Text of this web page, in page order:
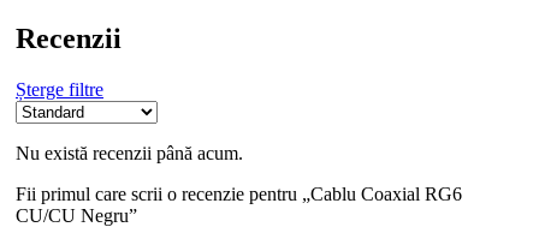
Recenzii
Șterge filtre
Nu există recenzii până acum.
Fii primul care scrii o recenzie pentru „Cablu Coaxial RG6
CU/CU Negru”